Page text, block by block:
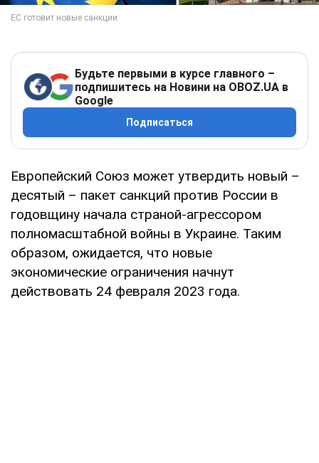
Будьте первыми в курсе главного –
подпишитесь на Новини на OBOZ.UA в
Google
Подписаться
Европейский Союз может утвердить новый –
десятый – пакет санкций против России в
годовщину начала страной-агрессором
полномасштабной войны в Украине. Таким
образом, ожидается, что новые
экономические ограничения начнут
действовать 24 февраля 2023 года.